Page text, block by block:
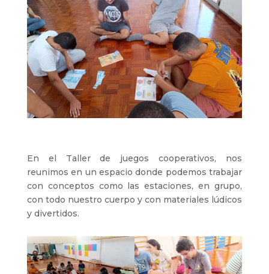
En el Taller de juegos cooperativos, nos
reunimos en un espacio donde podemos trabajar
con conceptos como las estaciones, en grupo,
con todo nuestro cuerpo y con materiales lúdicos
y divertidos.